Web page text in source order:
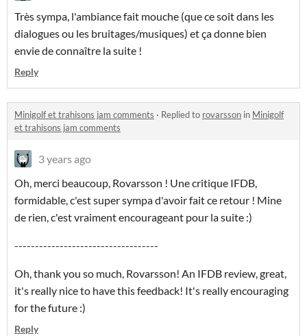
Très sympa, l'ambiance fait mouche (que ce soit dans les
dialogues ou les bruitages/musiques) et ça donne bien
envie de connaître la suite !
Reply
Minigolf et trahisons jam comments · Replied to rovarsson in Minigolf
et trahisons jam comments
3 years ago
Oh, merci beaucoup, Rovarsson ! Une critique IFDB,
formidable, c'est super sympa d'avoir fait ce retour ! Mine
de rien, c'est vraiment encourageant pour la suite :)
-----------------------------------
Oh, thank you so much, Rovarsson! An IFDB review, great,
it's really nice to have this feedback! It's really encouraging
for the future :)
Reply